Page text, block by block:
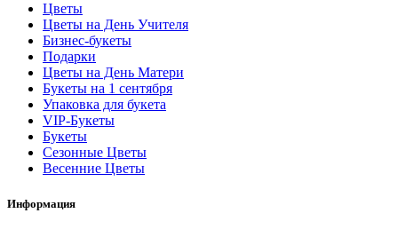
Цветы
Цветы на День Учителя
Бизнес-букеты
Подарки
Цветы на День Матери
Букеты на 1 сентября
Упаковка для букета
VIP-Букеты
Букеты
Сезонные Цветы
Весенние Цветы
Информация